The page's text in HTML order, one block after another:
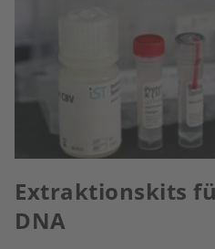
Extraktionskits
DNA